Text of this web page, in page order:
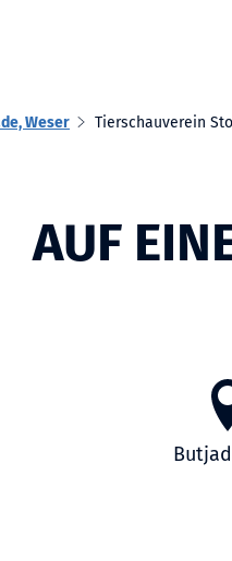
Weser Tierschauverein
AUF